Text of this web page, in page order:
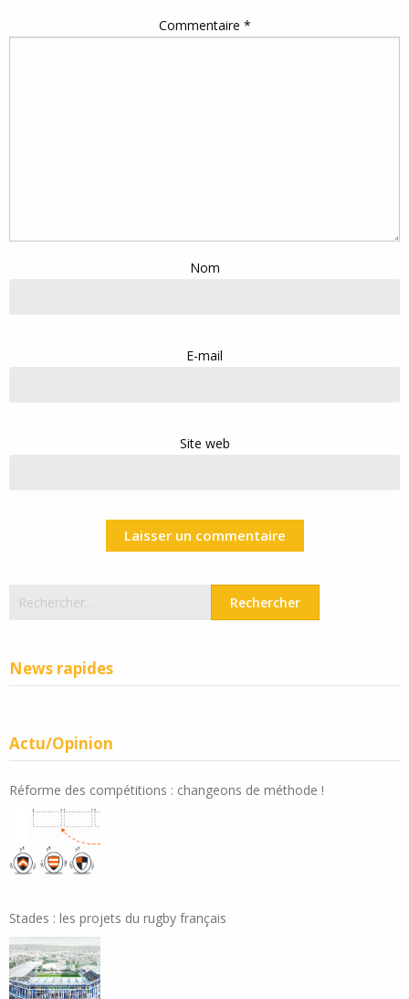
Commentaire *
Nom
E-mail
Site web
Rechercher :
News rapides
Actu/Opinion
Réforme des compétitions : changeons de méthode !
Stades : les projets du rugby français